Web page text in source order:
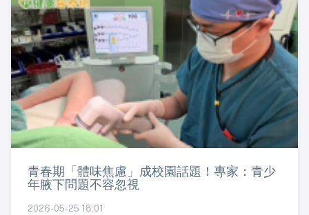
青春期「體味焦慮」成校園話題！專家：青少
年腋下問題不容忽視
2026-05-25 18:01